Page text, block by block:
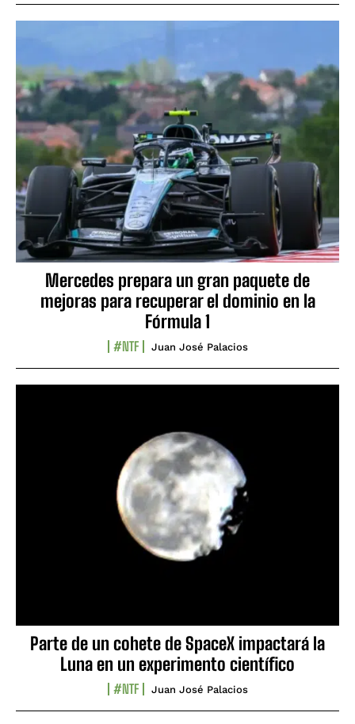
Mercedes prepara un gran paquete de
mejoras para recuperar el dominio en la
Fórmula 1
#NTF Juan José Palacios
Parte de un cohete de SpaceX impactará la
Luna en un experimento científico
#NTF Juan José Palacios